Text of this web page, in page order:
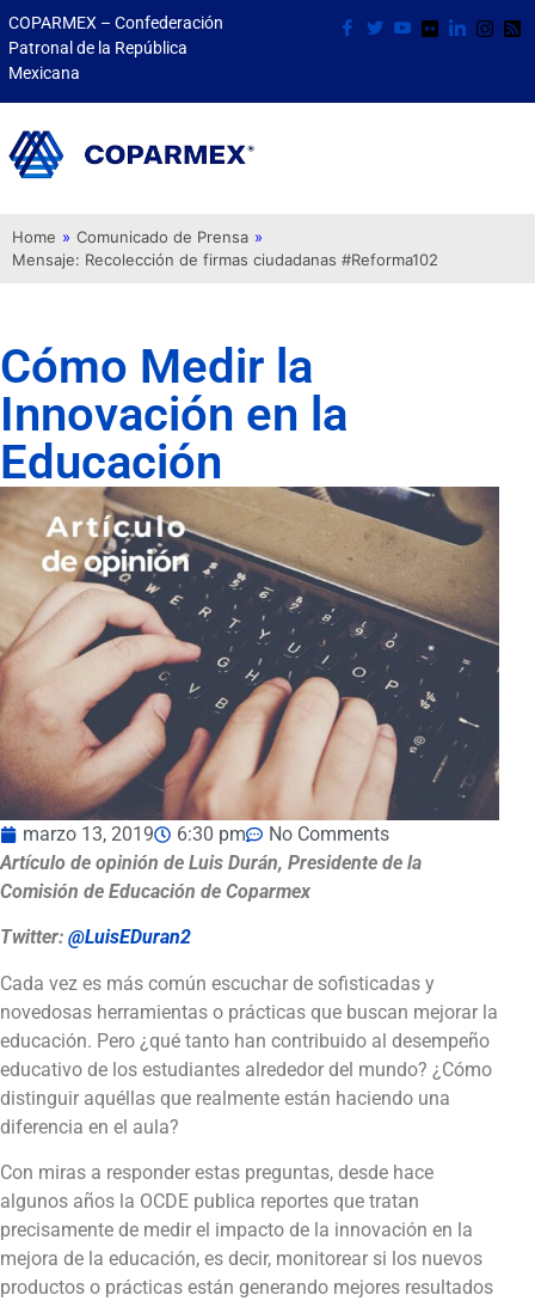
COPARMEX – Confederación
Patronal de la República
Mexicana
Home » Comunicado de Prensa »
Mensaje: Recolección de firmas ciudadanas #Reforma102
Cómo Medir la
Innovación en la
Educación
marzo 13, 2019 6:30 pm
No Comments
Artículo de opinión de Luis Durán, Presidente de la
Comisión de Educación de Coparmex
Twitter: @LuisEDuran2
Cada vez es más común escuchar de sofisticadas y
novedosas herramientas o prácticas que buscan mejorar la
educación. Pero ¿qué tanto han contribuido al desempeño
educativo de los estudiantes alrededor del mundo? ¿Cómo
distinguir aquéllas que realmente están haciendo una
diferencia en el aula?
Con miras a responder estas preguntas, desde hace
algunos años la OCDE publica reportes que tratan
precisamente de medir el impacto de la innovación en la
mejora de la educación, es decir, monitorear si los nuevos
productos o prácticas están generando mejores resultados